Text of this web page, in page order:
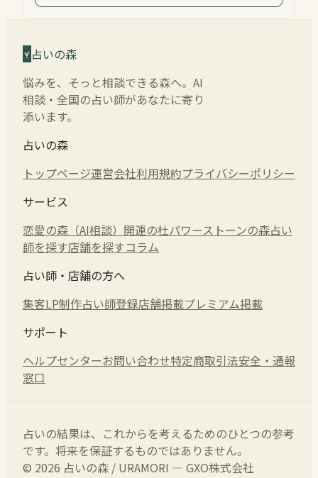
占いの森
悩みを、そっと相談できる森へ。AI
相談・全国の占い師があなたに寄り
添います。
占いの森
トップページ運営会社利用規約プライバシーポリシー
サービス
恋愛の森（AI相談） 開運の杜パワーストーンの森占い
師を探す店舗を探すコラム
占い師・店舗の方へ
集客LP制作占い師登録店舗掲載プレミアム掲載
サポート
ヘルプセンターお問い合わせ特定商取引法安全・通報
窓口
占いの結果は、これからを考えるためのひとつの参考
です。将来を保証するものではありません。
© 2026 占いの森 / URAMORI — GXO株式会社